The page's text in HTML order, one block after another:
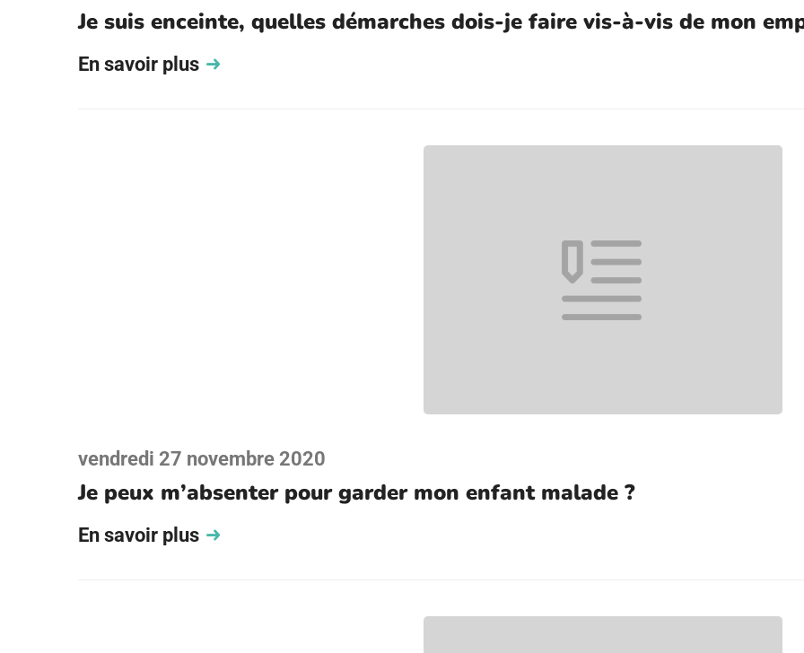
Je suis enceinte, quelles démarches dois-je faire vis-à-vis de mon
En savoir plus
vendredi 27 novembre 2020
Je peux m’absenter pour garder mon enfant malade ?
En savoir plus